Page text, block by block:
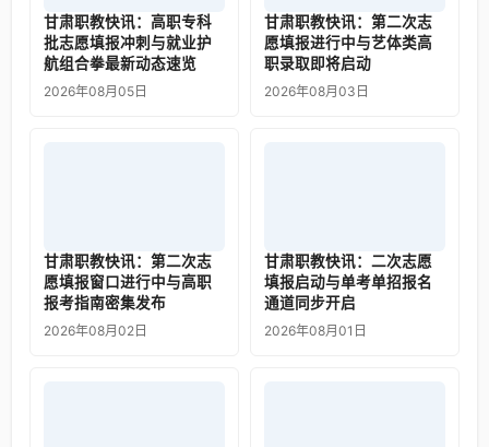
甘肃职教快讯：高职专科
批志愿填报冲刺与就业护
航组合拳最新动态速览
2026年08月05日
甘肃职教快讯：第二次志
愿填报进行中与艺体类高
职录取即将启动
2026年08月03日
甘肃职教快讯：第二次志
愿填报窗口进行中与高职
报考指南密集发布
2026年08月02日
甘肃职教快讯：二次志愿
填报启动与单考单招报名
通道同步开启
2026年08月01日